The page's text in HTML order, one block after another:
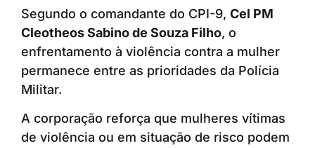
Segundo o comandante do CPI-9, Cel PM
Cleotheos Sabino de Souza Filho, o
enfrentamento à violência contra a mulher
permanece entre as prioridades da Polícia
Militar.
A corporação reforça que mulheres vítimas
de violência ou em situação de risco podem